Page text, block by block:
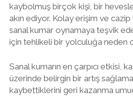
kaybolmuş birçok kişi, bir
akın ediyor. Kolay erişim ve
sanal kumar oynamaya teşvik
için tehlikeli bir yolculuğa neden
Sanal kumarın en çarpıcı etkisi,
üzerinde belirgin bir artış
kaybettiklerini geri kazanma